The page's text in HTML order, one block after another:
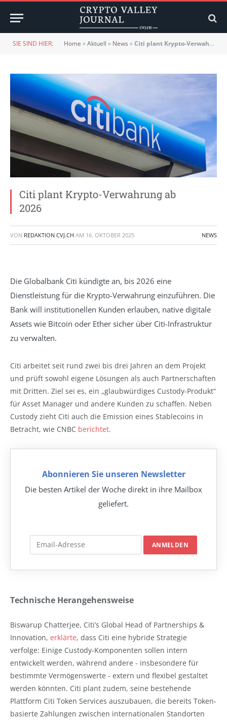
SIE SIND HIER: Home »Aktuell » News »Citi plant Krypto-Verwahrung ab 2026
Citi plant Krypto-Verwahrung ab
2026
VON REDAKTION CVJ.CH AM 16. OKTOBER 2025 NEWS
Die Globalbank Citi kündigte an, bis 2026 eine
Dienstleistung für die Krypto-Verwahrung einzuführen. Die
Bank will institutionellen Kunden erlauben, native digitale
Assets wie Bitcoin oder Ether sicher über Citi-Infrastruktur
zu verwalten.
Citi arbeitet seit rund zwei bis drei Jahren an dem Projekt
und prüft sowohl eigene Lösungen als auch Partnerschaften
mit Dritten. Ziel sei es, ein „glaubwürdiges Custody-Produkt“
für Asset Manager und andere Kunden zu schaffen. Neben
Custody zieht Citi auch die Emission eines Stablecoins in
Betracht, wie CNBC berichtet.
Abonnieren Sie unseren Newsletter
Die besten Artikel der Woche direkt in ihre Mailbox
geliefert.
Technische Herangehensweise
Biswarup Chatterjee, Citi’s Global Head of Partnerships &
Innovation, erklärte, dass Citi eine hybride Strategie
verfolge: Einige Custody-Komponenten sollen intern
entwickelt werden, während andere - insbesondere für
bestimmte Vermögenswerte - extern und flexibel gestaltet
werden könnten. Citi plant zudem, seine bestehende
Plattform Citi Token Services auszubauen, die bereits Token-
basierte Zahlungen zwischen internationalen Standorten